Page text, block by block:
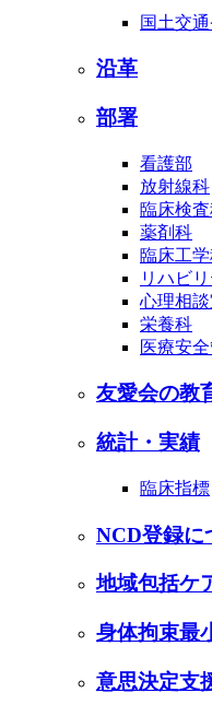
国土交
沿革
部署
看護部
放射線科
臨床検
薬剤科
臨床工
リハビ
心理相談
栄養科
医療安
友愛会の教
統計・実績
臨床指標
NCD登録に
地域包括ケ
身体拘束最
意思決定支